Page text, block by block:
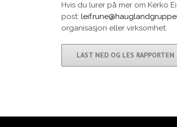
Hvis du lurer på mer om Kerko
post:
organisasjon eller virksomhet.
LAST NED OG LES RAPPORTEN